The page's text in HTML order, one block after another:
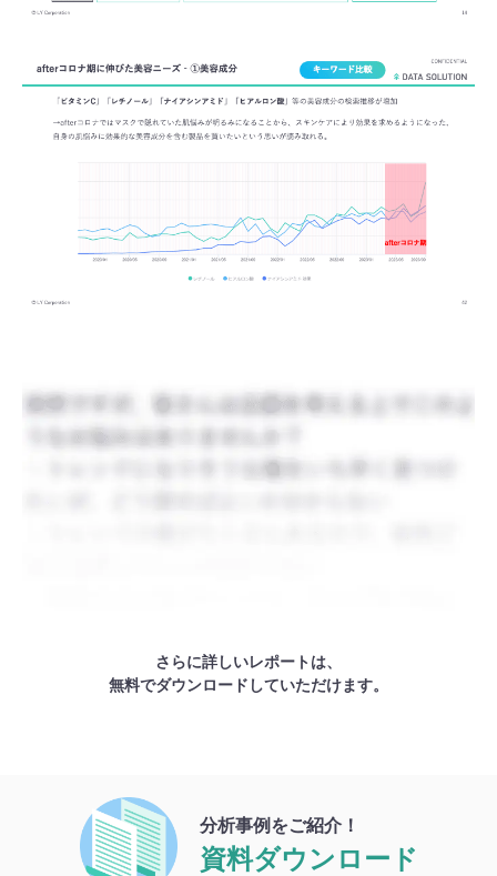
さらに詳しいレポートは、
無料でダウンロードしていただけます。
分析事例をご紹介！
資料ダウンロード